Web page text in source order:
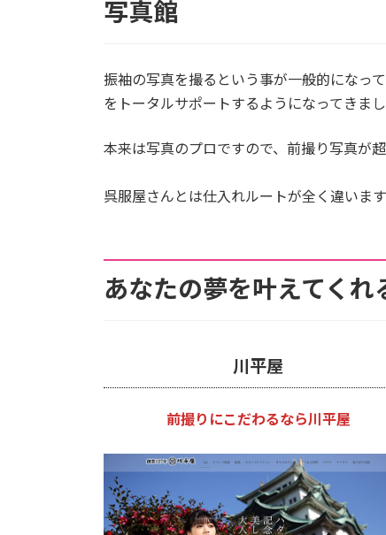
写真館
振袖の写真を撮るという事が一般的になっ
をトータルサポートするようになってきまし
本来は写真のプロですので、前撮り写真が
呉服屋さんとは仕入れルートが全く違います
あなたの夢を叶えてく
川平屋
前撮りにこだわるなら川平屋